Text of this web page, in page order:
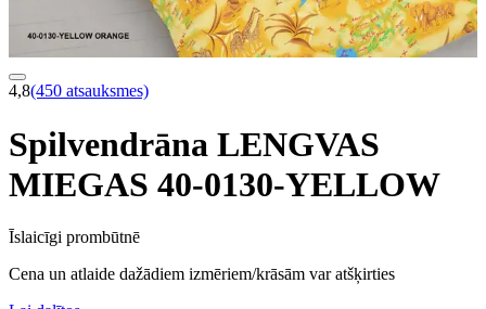
4,8(450 atsauksmes)
Spilvendrāna LENGVAS
MIEGAS 40-0130-YELLOW
Īslaicīgi prombūtnē
Cena un atlaide dažādiem izmēriem/krāsām var atšķirties